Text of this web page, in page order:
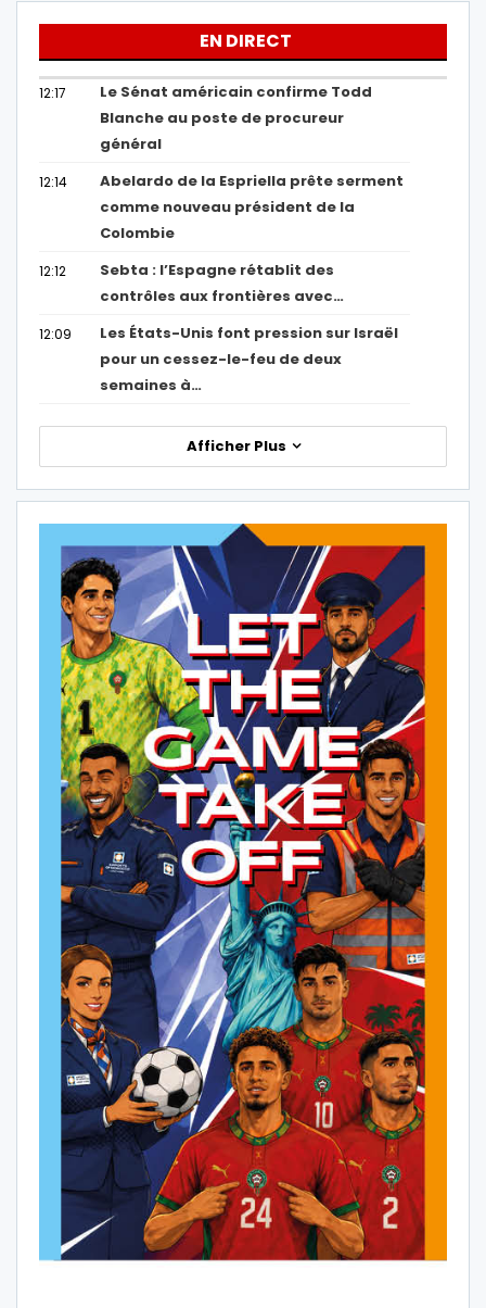
EN DIRECT
12:17
Le Sénat américain confirme Todd
Blanche au poste de procureur
général
12:14
Abelardo de la Espriella prête serment
comme nouveau président de la
Colombie
12:12
Sebta : l’Espagne rétablit des
contrôles aux frontières avec…
12:09
Les États-Unis font pression sur Israël
pour un cessez-le-feu de deux
semaines à…
Afficher Plus